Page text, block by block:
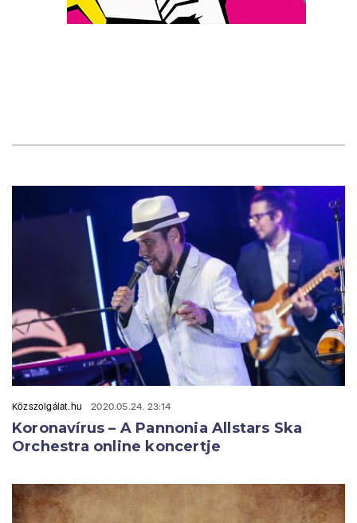
Közszolgálat.hu 2020.05.24. 23:14
Koronavírus – A Pannonia Allstars Ska
Orchestra online koncertje